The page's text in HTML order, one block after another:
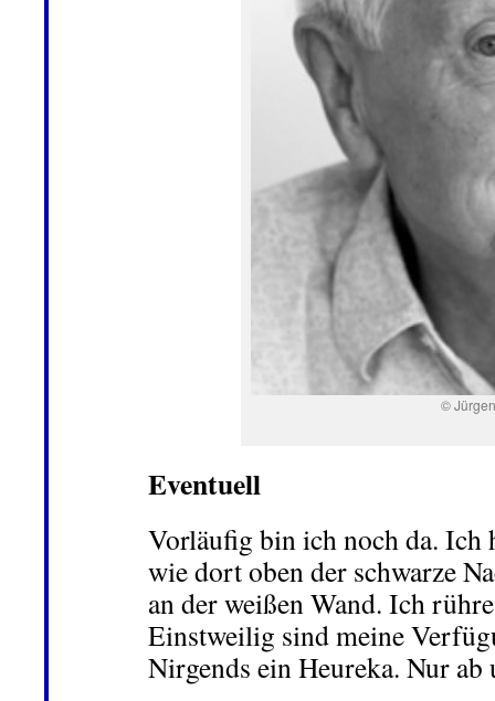
©
Eventuell
Vorläufig bin ich noch da. Ich
wie dort oben der schwarze
an der weißen Wand. Ich
Einstweilig sind meine
Nirgends ein Heureka. Nur ab